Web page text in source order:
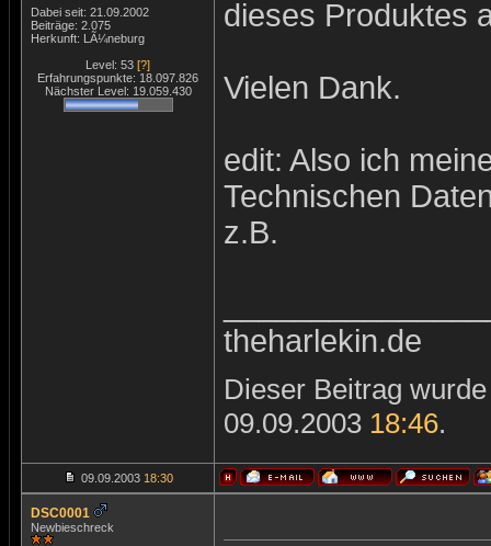
Dabei seit: 21.09.2002
Beiträge: 2.075
Herkunft: LÃ¼neburg
Level: 53 [?]
Erfahrungspunkte: 18.097.826
Nächster Level: 19.059.430
dieses Produktes
Vielen Dank.
edit: Also ich
Technischen
z.B.
theharlekin.de
Dieser Beitrag
09.09.2003 18:46.
09.09.2003 18:30
DSC0001
Newbieschreck